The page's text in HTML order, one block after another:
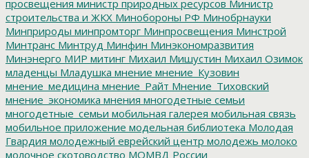
просвещения министр природных ресурсов Министр
строительства и ЖКХ Минобороны РФ Минобрнауки
Минприроды минпромторг Минпросвещения Минстрой
Минтранс Минтруд Минфин Минэкономразвития
Минэнерго МИР митинг Михаил Мишустин Михаил Озимок
младенцы Младушка мнение мнение_Кузовин
мнение_медицина мнение_Райт Мнение_Тиховский
мнение_экономика мнения многодетные семьи
многодетные_семьи мобильная галерея мобильная связь
мобильное приложение модельная библиотека Молодая
Гвардия молодежный еврейский центр молодежь молоко
молочное скотоводство МОМВД России